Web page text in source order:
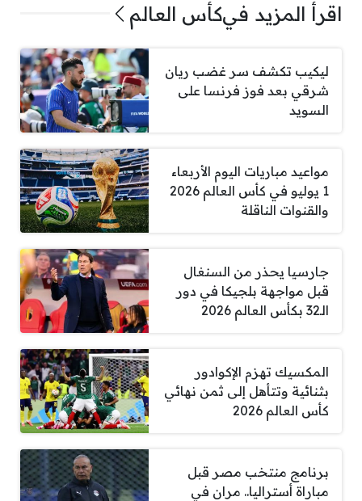
اقرأ المزيد فيكأس العالم
ليكيب تكشف سر غضب ريان
شرقي بعد فوز فرنسا على
السويد
مواعيد مباريات اليوم الأربعاء
1 يوليو في كأس العالم 2026
والقنوات الناقلة
جارسيا يحذر من السنغال
قبل مواجهة بلجيكا في دور
الـ32 بكأس العالم 2026
المكسيك تهزم الإكوادور
بثنائية وتتأهل إلى ثمن نهائي
كأس العالم 2026
برنامج منتخب مصر قبل
مباراة أستراليا.. مران في